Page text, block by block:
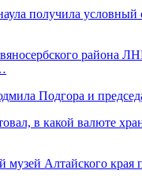
получила условный
района
Подгора и
в какой валюте
музей Алтайского края